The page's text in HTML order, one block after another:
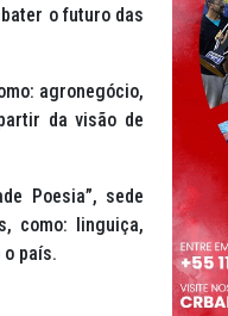
o futuro das
agronegócio,
da visão de
Poesia”, sede
como: linguiça,
país.